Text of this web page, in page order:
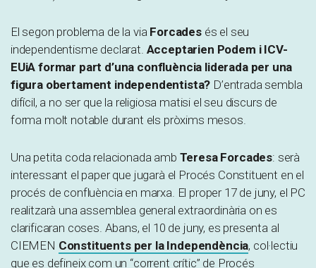
El segon problema de la via Forcadesés el seu
independentisme declarat. Acceptarien Podem i ICV-
EUiA formar part d’una confluència liderada per una
figura obertament independentista? D’entrada sembla
difícil, a no ser que la religiosa matisi el seu discurs de
forma molt notable durant els pròxims mesos.
Una petita coda relacionada amb Teresa Forcades: serà
interessant el paper que jugarà el Procés Constituent en el
procés de confluència en marxa. El proper 17 de juny, el PC
realitzarà una assemblea general extraordinària on es
clarificaran coses. Abans, el 10 de juny, es presenta al
CIEMEN Constituents per la Independència, col·lectiu
que es defineix com un “corrent crític” de Procés